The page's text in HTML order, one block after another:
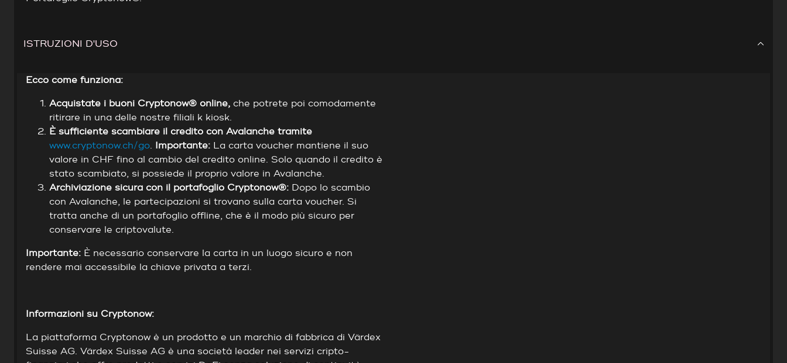
ISTRUZIONI D'USO
Ecco come funziona:
Acquistate i buoni Cryptonow® online, che potrete poi comodamente
ritirare in una delle nostre filiali k kiosk.
È sufficiente scambiare il credito con Avalanche tramite
www.cryptonow.ch/go. Importante: La carta voucher mantiene il suo
valore in CHF fino al cambio del credito online. Solo quando il credito è
stato scambiato, si possiede il proprio valore in Avalanche.
Archiviazione sicura con il portafoglio Cryptonow®: Dopo lo scambio
con Avalanche, le partecipazioni si trovano sulla carta voucher. Si
tratta anche di un portafoglio offline, che è il modo più sicuro per
conservare le criptovalute.
Importante: È necessario conservare la carta in un luogo sicuro e non
rendere mai accessibile la chiave privata a terzi.
Informazioni su Cryptonow:
La piattaforma Cryptonow è un prodotto e un marchio di fabbrica di Värdex
Suisse AG. Värdex Suisse AG è una società leader nei servizi cripto-